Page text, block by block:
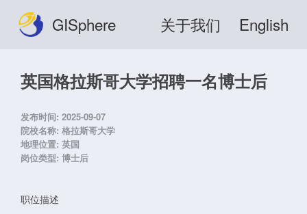
GISphere 关于我们 English
英国格拉斯哥大学招聘一名博士后
发布时间: 2025-09-07
院校名称: 格拉斯哥大学
地理位置: 英国
岗位类型: 博士后
职位描述